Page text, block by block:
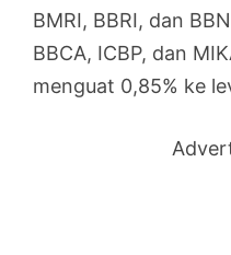
BMRI, BBRI, dan
BBCA, ICBP, dan
menguat 0,85% ke